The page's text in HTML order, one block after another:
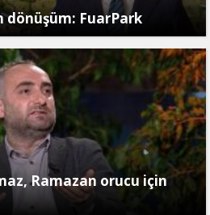
dönüşüm: FuarPark
Ramazan orucu için